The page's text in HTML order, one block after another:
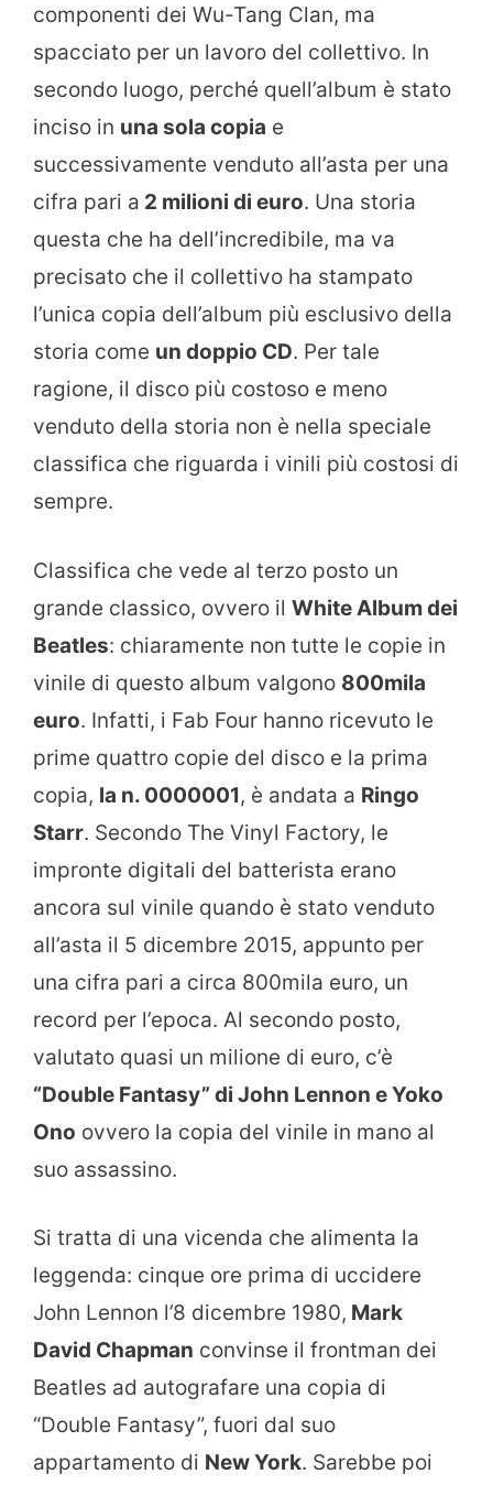
componenti dei Wu-Tang Clan, ma
spacciato per un lavoro del collettivo. In
secondo luogo, perché quell’album è stato
inciso in una sola copia e
successivamente venduto all’asta per una
cifra pari a 2 milioni di euro. Una storia
questa che ha dell’incredibile, ma va
precisato che il collettivo ha stampato
l’unica copia dell’album più esclusivo della
storia come un doppio CD. Per tale
ragione, il disco più costoso e meno
venduto della storia non è nella speciale
classifica che riguarda i vinili più costosi di
sempre.
Classifica che vede al terzo posto un
grande classico, ovvero il White Album dei
Beatles: chiaramente non tutte le copie in
vinile di questo album valgono 800mila
euro. Infatti, i Fab Four hanno ricevuto le
prime quattro copie del disco e la prima
copia, la n. 0000001, è andata a Ringo
Starr. Secondo The Vinyl Factory, le
impronte digitali del batterista erano
ancora sul vinile quando è stato venduto
all’asta il 5 dicembre 2015, appunto per
una cifra pari a circa 800mila euro, un
record per l’epoca. Al secondo posto,
valutato quasi un milione di euro, c’è
“Double Fantasy” di John Lennon e Yoko
Ono ovvero la copia del vinile in mano al
suo assassino.
Si tratta di una vicenda che alimenta la
leggenda: cinque ore prima di uccidere
John Lennon l’8 dicembre 1980, Mark
David Chapman convinse il frontman dei
Beatles ad autografare una copia di
“Double Fantasy”, fuori dal suo
appartamento di New York. Sarebbe poi